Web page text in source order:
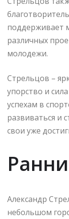
поддерживает
различных
молодежи.
Стрельцов –
упорство и
успехам в
развиваться и
свои уже
Александр
небольшом